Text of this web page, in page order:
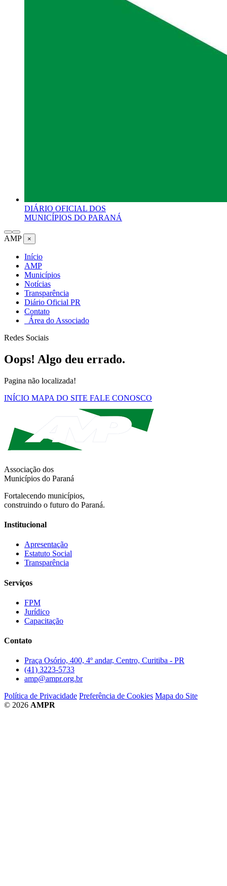
DIÁRIO OFICIAL DOS
MUNICÍPIOS DO PARANÁ
AMP ×
Início
AMP
Municípios
Notícias
Transparência
Diário Oficial PR
Contato
Área do Associado
Redes Sociais
Oops! Algo deu errado.
Pagina não localizada!
INÍCIO MAPA DO SITE FALE CONOSCO
Associação dos
Municípios do Paraná
Fortalecendo municípios,
construindo o futuro do Paraná.
Institucional
Apresentação
Estatuto Social
Transparência
Serviços
FPM
Jurídico
Capacitação
Contato
Praça Osório, 400, 4º andar, Centro, Curitiba - PR
(41) 3223-5733
amp@ampr.org.br
Política de Privacidade Preferência de Cookies Mapa do Site
© 2026 AMPR